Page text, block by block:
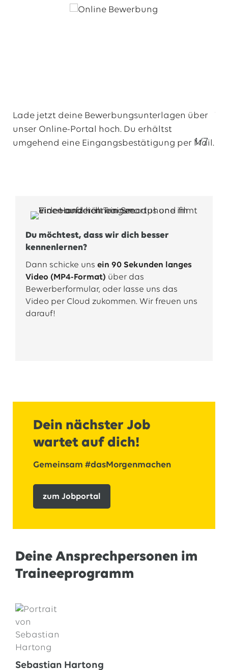
1/7
Lade jetzt deine Bewerbungsunterlagen über
unser Online-Portal hoch. Du erhältst
umgehend eine Eingangsbestätigung per Mail.
Du möchtest, dass wir dich besser
kennenlernen?
Dann schicke uns ein 90 Sekunden langes
Video (MP4-Format) über das
Bewerberformular, oder lasse uns das
Video per Cloud zukommen. Wir freuen uns
darauf!
Dein nächster Job
wartet auf dich!
Gemeinsam #dasMorgenmachen
zum Jobportal
Deine Ansprechpersonen im
Traineeprogramm
Sebastian Hartong